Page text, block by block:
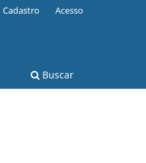
Buscar
Cadastro Acesso